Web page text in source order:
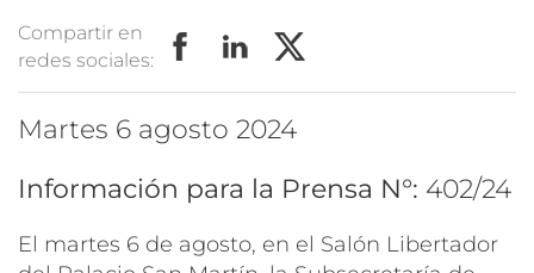
Compartir en
redes sociales:
martes 6 agosto 2024
Información para la Prensa N°: 402/24
El martes 6 de agosto, en el Salón Libertador